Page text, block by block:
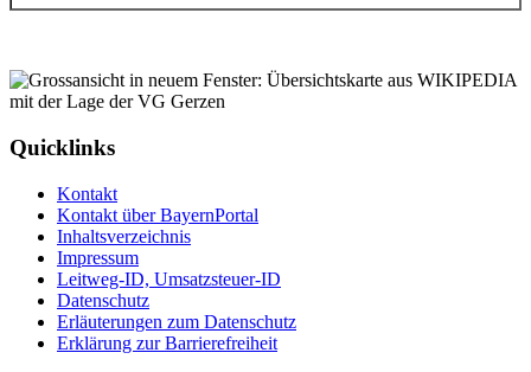
Quicklinks
Kontakt
Kontakt über BayernPortal
Inhaltsverzeichnis
Impressum
Leitweg-ID, Umsatzsteuer-ID
Datenschutz
Erläuterungen zum Datenschutz
Erklärung zur Barrierefreiheit